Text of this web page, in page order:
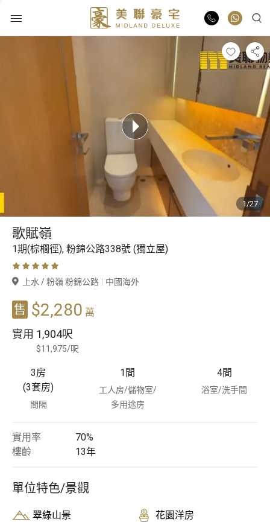
更多樓盤
豪宅專家
豪宅分行
1/27
歌賦嶺
1期(棕櫚徑), 粉錦公路338號 (獨立屋)
上水 / 粉嶺 粉錦公路 中國海外
售 $2,280 萬
實用 1,904呎
$11,975/呎
3房
(3套房)
間隔
1 間
工人房/儲物室/
多用途房
4間
浴室/洗手間
實用率
70%
樓齡
13年
單位特色/景觀
翠綠山景 花園洋房